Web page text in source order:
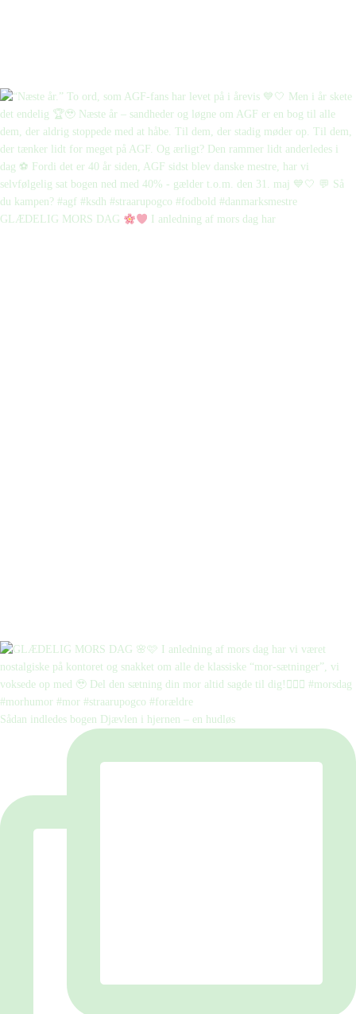
GLÆDELIG MORS DAG I anledning af mors dag har
Sådan indledes bogen Djævlen i hjernen – en hudløs